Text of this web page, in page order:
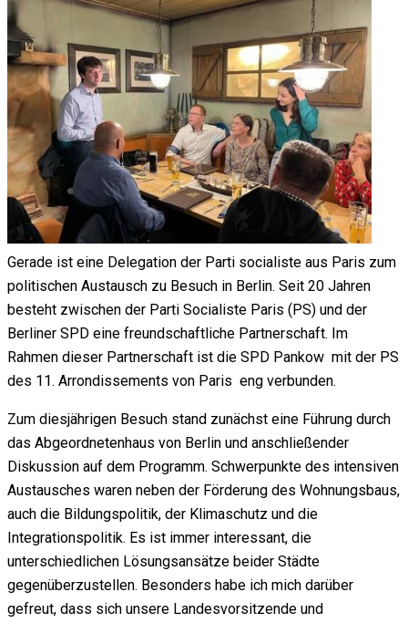
Gerade ist eine Delegation der Parti socialiste aus Paris zum
politischen Austausch zu Besuch in Berlin. Seit 20 Jahren
besteht zwischen der Parti Socialiste Paris (PS) und der
Berliner SPD eine freundschaftliche Partnerschaft. Im
Rahmen dieser Partnerschaft ist die SPD Pankow mit der PS
des 11. Arrondissements von Paris eng verbunden.
Zum diesjährigen Besuch stand zunächst eine Führung durch
das Abgeordnetenhaus von Berlin und anschließender
Diskussion auf dem Programm. Schwerpunkte des intensiven
Austausches waren neben der Förderung des Wohnungsbaus,
auch die Bildungspolitik, der Klimaschutz und die
Integrationspolitik. Es ist immer interessant, die
unterschiedlichen Lösungsansätze beider Städte
gegenüberzustellen. Besonders habe ich mich darüber
gefreut, dass sich unsere Landesvorsitzende und